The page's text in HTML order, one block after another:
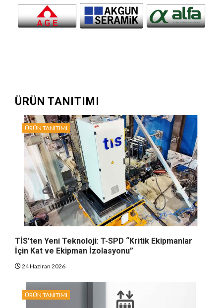
ÜRÜN TANITIMI
ÜRÜN TANITIMI
TİS’ten Yeni Teknoloji: T-SPD “Kritik Ekipmanlar
İçin Kat ve Ekipman İzolasyonu”
24 Haziran 2026
ÜRÜN TANITIMI